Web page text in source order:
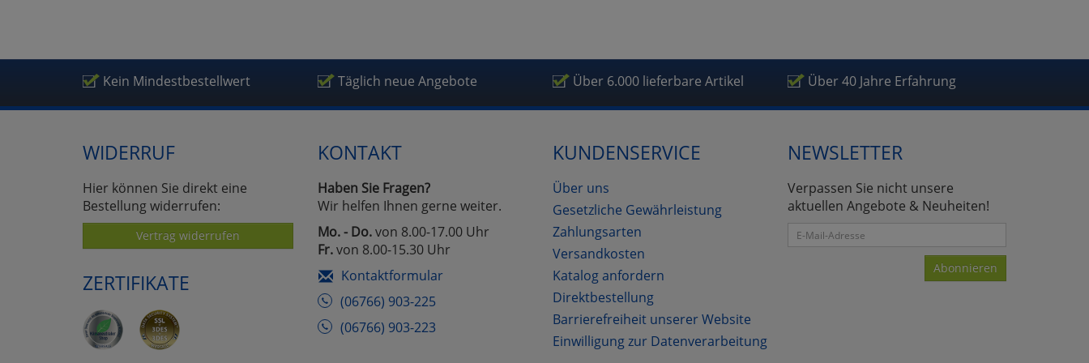
Kein Mindestbestellwert Täglich neue Angebote Über 6.000 lieferbare Artikel Über 40 Jahre Erfahrung
WIDERRUF
Hier können Sie direkt eine
Bestellung widerrufen:
Vertrag widerrufen
ZERTIFIKATE
KONTAKT
Haben Sie Fragen?
Wir helfen Ihnen gerne weiter.
Mo. - Do.von 8.00-17.00 Uhr
Fr.von 8.00-15.30 Uhr
Kontaktformular
(06766) 903-225
(06766) 903-223
KUNDENSERVICE
Über uns
Gesetzliche Gewährleistung
Zahlungsarten
Versandkosten
Katalog anfordern
Direktbestellung
Barrierefreiheit unserer Website
Einwilligung zur Datenverarbeitung
NEWSLETTER
Verpassen Sie nicht unsere
aktuellen Angebote & Neuheiten!
Abonnieren